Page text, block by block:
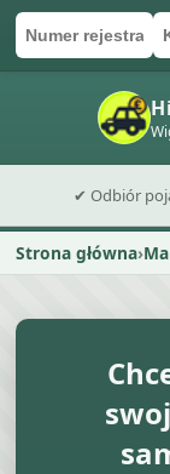
✔ Odbiór
Strona główna